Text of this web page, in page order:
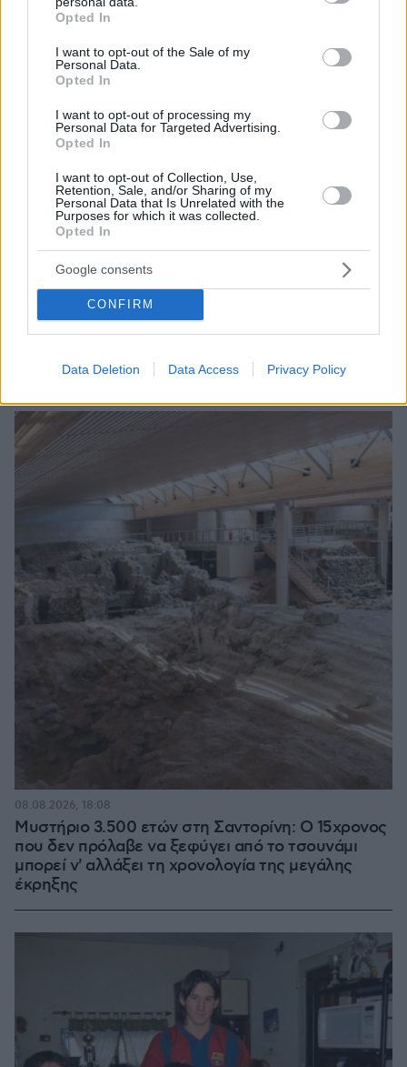
grant or deny consent to Google and its third-party tags to
use your data for below specified purposes in below Google
consent section.
Opted In
I want to opt-out of the Sale of my
Personal Data.
Opted In
I want to opt-out of processing my
Personal Data for Targeted Advertising.
Opted In
I want to opt-out of Collection, Use,
Retention, Sale, and/or Sharing of my
Personal Data that Is Unrelated with the
Purposes for which it was collected.
Opted In
Google consents
CONFIRM
Data Deletion Data Access Privacy Policy
Κορυφώνεται η έξοδος του Αυγούστου: Γεμάτα πλοία
και ΚΤΕΛ ενόψει Δεκαπενταύγουστου
Ελσίνκι: Mια δεύτερη πόλη βρίσκεται κάτω από τη γη
διεθνές brand και έφτασε στην Camper
πριν 29 λεπτά
Το σπίτι του τρόμου στο Άινταχο: Η νύχτα που τέσσερις
φοιτητές δολοφονήθηκαν μέσα σε λίγα λεπτά
πριν 31 λεπτά
ΔΕΙΤΕ ΟΛΕΣ ΤΙΣ ΕΙΔΗΣΕΙΣ
ΤΑ ΠΙΟ ΔΗΜΟΦΙΛΗ
Μυστήριο 3.500 ετών στη Σαντορίνη: Ο 15χρονος
που δεν πρόλαβε να ξεφύγει από το τσουνάμι
μπορεί ν' αλλάξει τη χρονολογία της μεγάλης
έκρηξης
08.08.2026, 18:08